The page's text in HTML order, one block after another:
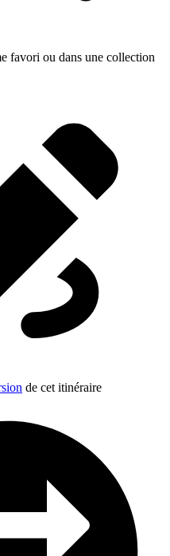
favori ou dans une collection
de cet itinéraire